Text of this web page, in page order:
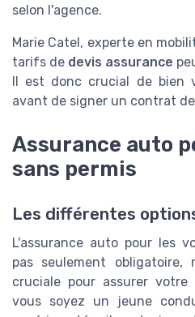
selon l'agence.
Marie Catel, experte en
tarifs de devis assurance
Il est donc crucial de bien
avant de signer un contrat
Assurance auto
sans permis
Les différentes
L'assurance auto pour les
pas seulement obligatoire,
cruciale pour assurer
vous soyez un jeune